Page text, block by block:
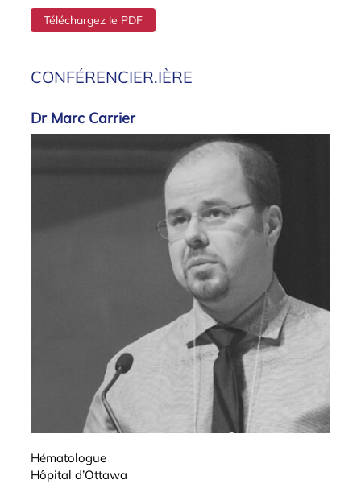
CONFÉRENCIER.IÈRE
Dr Marc Carrier
Hématologue
Hôpital d’Ottawa
Téléchargez le PDF